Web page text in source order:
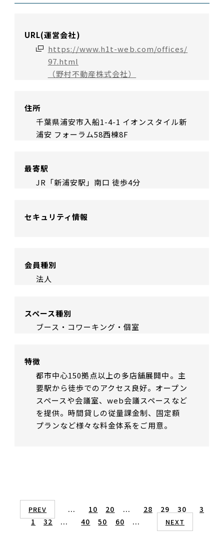
URL(運営会社)
https://www.h1t-web.com/offices/
97.html
（野村不動産株式会社）
住所
千葉県浦安市入船1-4-1 イオンスタイル新
浦安 フォーラム58西棟8F
最寄駅
JR「新浦安駅」南口 徒歩4分
セキュリティ情報
会員種別
法人
スペース種別
ブース・コワーキング・個室
特徴
都市中心150拠点以上の多店舗展開中。主
要駅から徒歩でのアクセス良好。オープン
スペースや会議室、web会議スペースなど
を提供。時間貸しの従量課金制、固定額
プランなど様々な料金体系をご用意。
PREV ... 10 20 ... 28 29 30
3
1
32 ... 40 50 60 ... NEXT